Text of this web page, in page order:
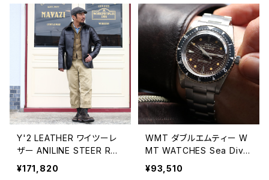
Y'2 LEATHER ワイツーレ
ザー ANILINE STEER RO
UNDED HEM CAR COAT
アニリンステアラウンドヘム
¥171,820
WMT ダブルエムティー W
MT WATCHES Sea Dive
r - SUB-MILIUS ( Tropic
al ) / Heavy Aged シーダ
¥93,510